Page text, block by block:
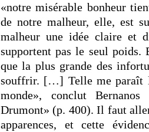
«notre misérable bonheur
de notre malheur, elle, est
malheur une idée claire et
supportent pas le seul poids.
que la plus grande des
souffrir. […] Telle me paraît
monde», conclut
Drumont» (p. 400). Il faut
apparences, et cette